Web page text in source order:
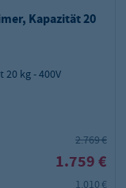
Kapazität 20
kg - 400V
2.769 €
1.759 €
1.010 €